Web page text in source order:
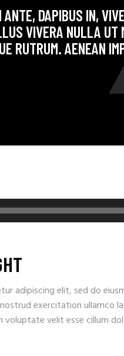
ANTE, DAPIBUS IN,
VIVERA NULLA UT
RUTRUM. AENEAN
adipiscing elit, sed do
exercitation ullamco
voluptate velit esse cillum